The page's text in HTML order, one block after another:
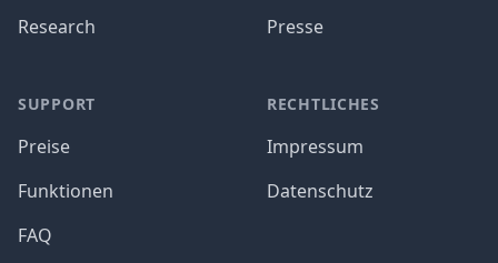
Research
SUPPORT
Preise
Funktionen
FAQ
Presse
RECHTLICHES
Impressum
Datenschutz